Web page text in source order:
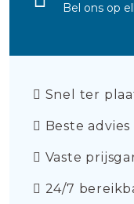
Bel ons op
Snel ter
Beste advies
Vaste
24/7